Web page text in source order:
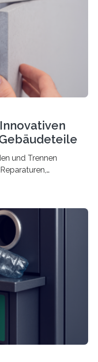
der aus
einer textilen
, Glas- oder
Stahlbeton, bei
und Trennen
werden. Ein
Gebäude entwickelt:
Gebäudeteile
einfach voneinander
von
bei denen
üblicherweise
die Forschenden zwei
klebten sie…